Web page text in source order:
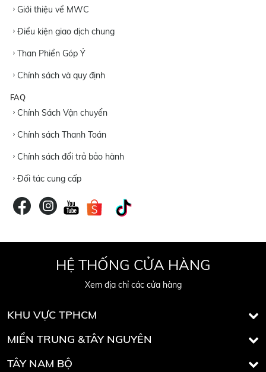
Giới thiệu về MWC
Điều kiện giao dịch chung
Than Phiền Góp Ý
Chính sách và quy định
FAQ
Chính Sách Vận chuyển
Chính sách Thanh Toán
Chính sách đổi trả bảo hành
Đối tác cung cấp
HỆ THỐNG CỬA HÀNG
Xem địa chỉ các cửa hàng
KHU VỰC TPHCM
MIỀN TRUNG &TÂY NGUYÊN
TÂY NAM BỘ